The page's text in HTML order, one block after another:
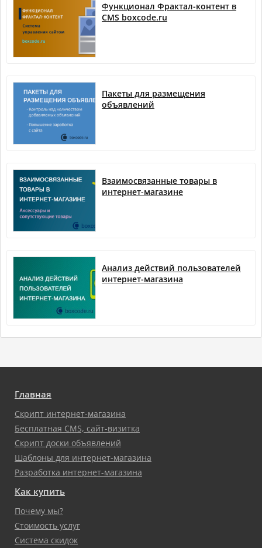
Функционал Фрактал-контент в
CMS boxcode.ru
Пакеты для размещения
объявлений
Взаимосвязанные товары в
интернет-магазине
Анализ действий пользователей
интернет-магазина
Главная
Скрипт интернет-магазина
Бесплатная CMS, сайт-визитка
Скрипт доски объявлений
Шаблоны для интернет-магазина
Разработка интернет-магазина
Как купить
Почему мы?
Стоимость услуг
Система скидок